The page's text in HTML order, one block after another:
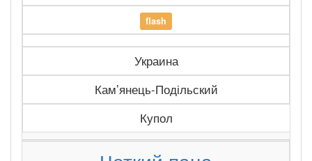
flash
Украина
Камʼянець-Подільский
Купол